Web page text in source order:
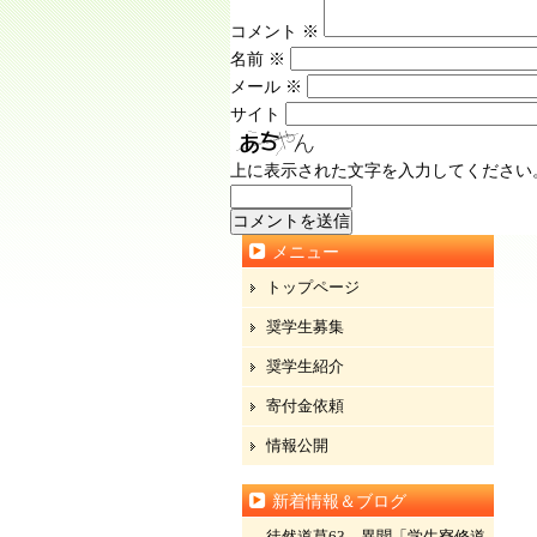
コメント ※
名前 ※
メール ※
サイト
上に表示された文字を入力してください
メニュー
トップページ
奨学生募集
奨学生紹介
寄付金依頼
情報公開
新着情報＆ブログ